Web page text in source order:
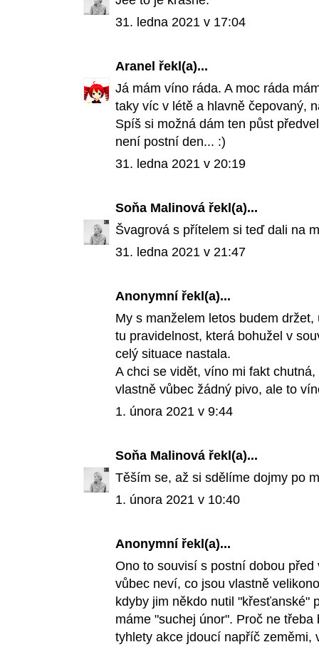
31. ledna 2021 v 17:04
Aranel řekl(a)...
Já mám víno ráda. A moc ráda
taky víc v létě a hlavně čepovaný,
Spíš si možná dám ten půst
není postní den... :)
31. ledna 2021 v 20:19
Soňa Malinová řekl(a)...
Švagrová s přítelem si teď dali na
31. ledna 2021 v 21:47
Anonymní řekl(a)...
My s manželem letos budem
tu pravidelnost, která bohužel v
celý situace nastala.
A chci se vidět, víno mi fakt
vlastně vůbec žádný pivo, ale to
1. února 2021 v 9:44
Soňa Malinová řekl(a)...
Těším se, až si sdělíme dojmy po
1. února 2021 v 10:40
Anonymní řekl(a)...
Ono to souvisí s postní dobou
vůbec neví, co jsou vlastně
kdyby jim někdo nutil "křesťanské"
máme "suchej únor". Proč ne
tyhlety akce jdoucí napříč